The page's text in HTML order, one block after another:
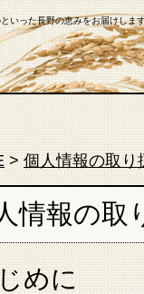
いった長野の恵みをお届けしま
>個人情報の取り
情報の取
めに